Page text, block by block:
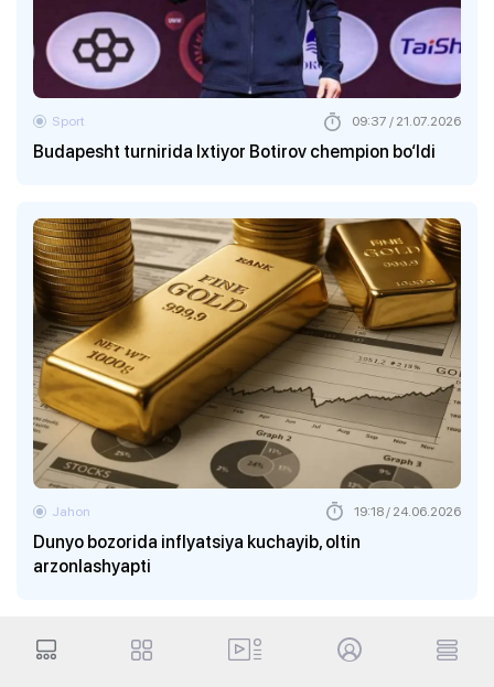
Budapesht turnirida Ixtiyor Botirov chempion bo‘ldi
Sport 09:37 / 21.07.2026
Dunyo bozorida inflyatsiya kuchayib, oltin
arzonlashyapti
Jahon 19:18 / 24.06.2026